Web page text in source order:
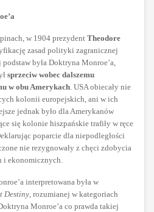
w 1904 prezydent Theodore
zasad polityki zagranicznej
była Doktryna Monroe’a,
sprzeciw wobec dalszemu
w obu Amerykach. USA obiecały nie
kolonii europejskich, ani w ich
jednak było dla Amerykanów
się kolonie hiszpańskie trafiły w ręce
poparcie dla niepodległości
nie rezygnowały z chęci zdobycia
i ekonomicznych.
interpretowana była w
Destiny, rozumianej w kategoriach
Monroe’a co prawda takiej